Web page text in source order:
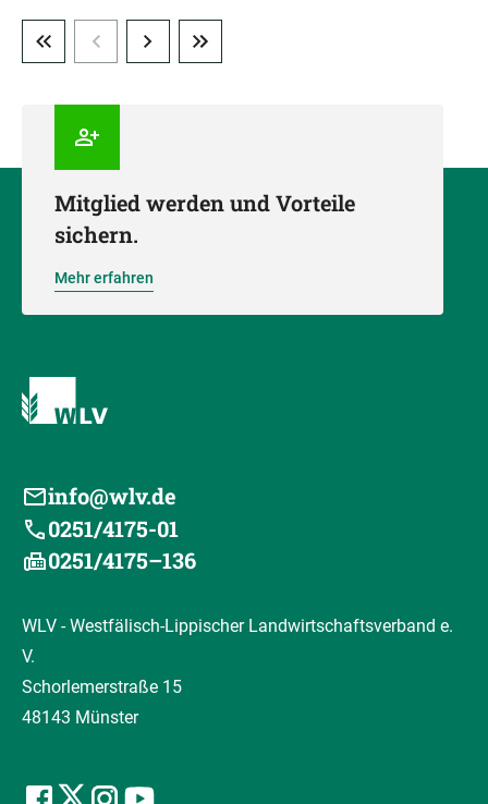
Mitglied werden und Vorteile
sichern.
Mehr erfahren
info@wlv.de
0251/4175-01
0251/4175–136
WLV - Westfälisch-Lippischer Landwirtschaftsverband e.
V.
Schorlemerstraße 15
48143 Münster